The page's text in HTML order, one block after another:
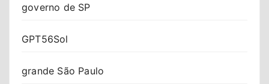
governo de SP
GPT56Sol
grande São Paulo